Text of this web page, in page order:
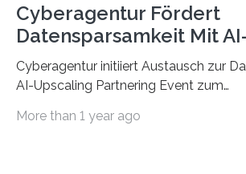
Cyberagentur Fördert
Datensparsamkeit Mit
Cyberagentur initiiert Austausch zur
AI-Upscaling Partnering Event zum
innovative DatenverarbeitungDie
More than 1 year ago